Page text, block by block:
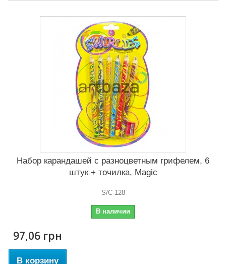
Набор карандашей с разноцветным грифелем, 6
штук + точилка, Magic
S/C-128
В наличии
97,06 грн
В корзину